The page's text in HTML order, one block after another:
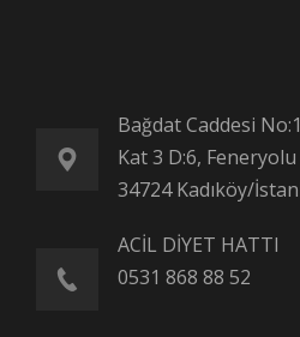
Bağdat Caddesi
Kat 3 D:6, Feneryolu
34724 Kadıköy/
ACİL DİYET HATTI
0531 868 88 52